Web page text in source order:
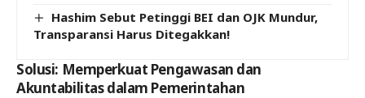
Hashim Sebut Petinggi BEI dan OJK Mundur,
Transparansi Harus Ditegakkan!
Solusi: Memperkuat Pengawasan dan
Akuntabilitas dalam Pemerintahan